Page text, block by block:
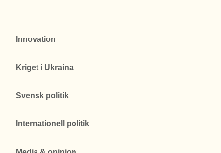
Innovation
Kriget i Ukraina
Svensk politik
Internationell politik